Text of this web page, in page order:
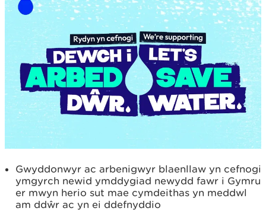
Gwyddonwyr ac arbenigwyr blaenllaw yn cefnogi
ymgyrch newid ymddygiad newydd fawr i Gymru
er mwyn herio sut mae cymdeithas yn meddwl
am ddŵr ac yn ei ddefnyddio